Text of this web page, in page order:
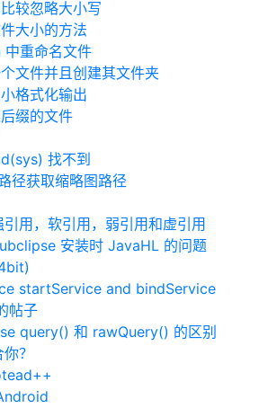
较忽略大小写
大小的方法
重命名文件
文件并且创建其文件夹
格式化输出
缀的文件
找不到
径获取缩略图路径
用，软引用，弱引用和虚引用
安装时 JavaHL 的问题
startService and bindService
帖子
query() 和 rawQuery() 的区别
？